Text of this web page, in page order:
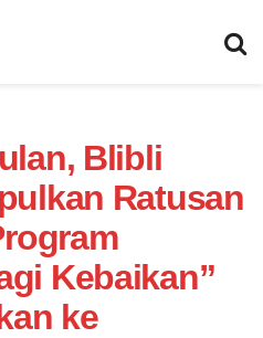
Blibli
Ratusan
Kebaikan”
ke